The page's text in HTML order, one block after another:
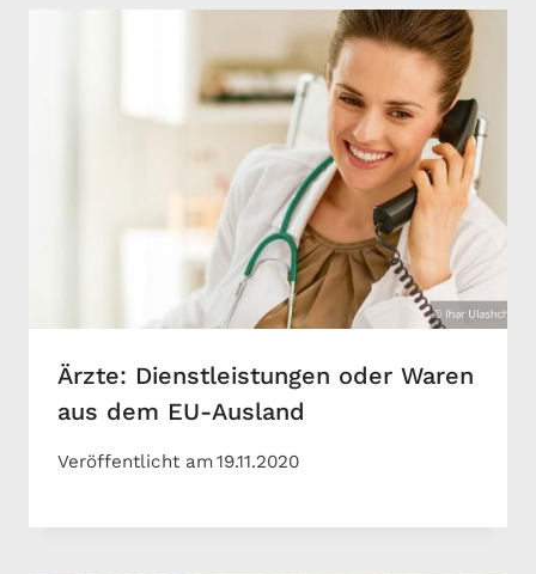
Ärzte: Dienstleistungen oder Waren
aus dem EU-Ausland
Veröffentlicht am19.11.2020